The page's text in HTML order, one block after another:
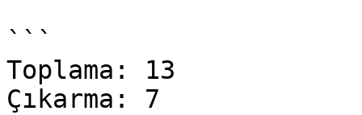
```
Toplama: 13
Çıkarma: 7